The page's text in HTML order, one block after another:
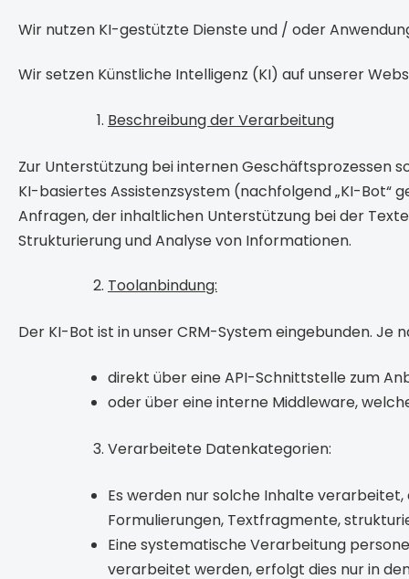
Wir nutzen KI-gestützte Dienste und / oder
Wir setzen Künstliche Intelligenz (KI) auf unserer
Beschreibung der Verarbeitung
Zur Unterstützung bei internen Geschäftsprozessen
KI-basiertes Assistenzsystem (nachfolgend „KI-
Anfragen, der inhaltlichen Unterstützung bei der
Strukturierung und Analyse von Informationen.
Toolanbindung:
Der KI-Bot ist in unser CRM-System eingebunden.
direkt über eine API-Schnittstelle zum
oder über eine interne Middleware,
Verarbeitete Datenkategorien:
Es werden nur solche Inhalte verarbeitet,
Formulierungen, Textfragmente,
Eine systematische Verarbeitung
verarbeitet werden, erfolgt dies nur in